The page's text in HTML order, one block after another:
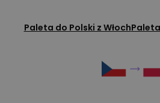
Paleta do Polski z Włoch